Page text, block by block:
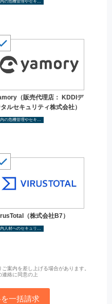
社内の危機管理やセキュリティ管理を検討し社内体制の構築
（販売代理店： KDDIデ
ルセキュリティ株式会社）
社内の危機管理やセキュリティ管理を検討し社内体制の構築
（株式会社B7）
社内人材へのセキュリティトレーニング・教育を実施
案内を差し上げる場合があります。
連絡に同意の上
一括請求